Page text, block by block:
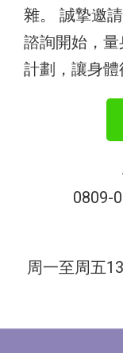
雜。
誠摯邀
諮詢開始，
計劃，讓身體
0809-
周一至周五